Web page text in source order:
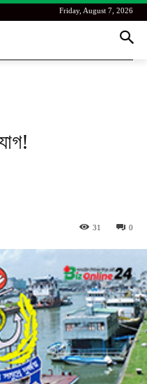
Friday, August 7, 2026
0
31